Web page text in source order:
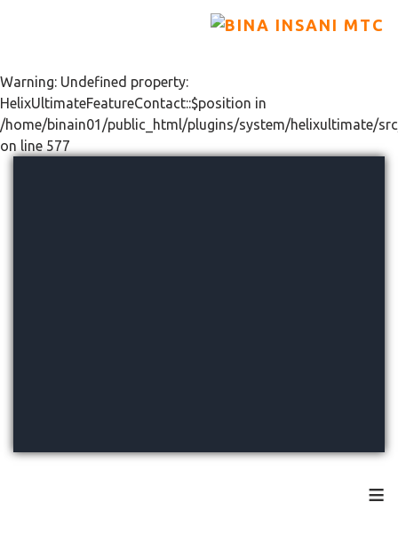
Warning: Undefined property:
HelixUltimateFeatureContact::$position in
/home/binain01/public_html/plugins/system/helixultimate/
on line 577
≡